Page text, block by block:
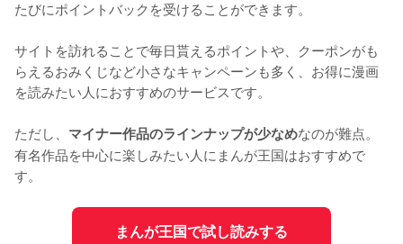
たびにポイントバックを受けることができます。
サイトを訪れることで毎日貰えるポイントや、クーポンがも
らえるおみくじなど小さなキャンペーンも多く、お得に漫画
を読みたい人におすすめのサービスです。
ただし、 マイナー作品のラインナップが少なめなのが難点。
有名作品を中心に楽しみたい人にまんが王国はおすすめで
す。
まんが王国で試し読みする